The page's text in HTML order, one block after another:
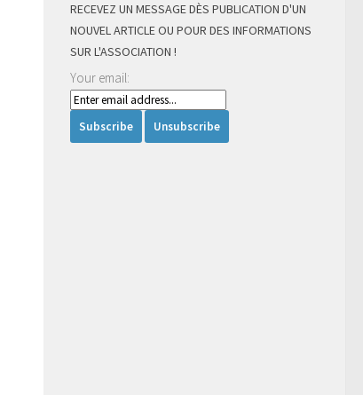
RECEVEZ UN MESSAGE DÈS PUBLICATION D'UN
NOUVEL ARTICLE OU POUR DES INFORMATIONS
SUR L'ASSOCIATION !
Your email: